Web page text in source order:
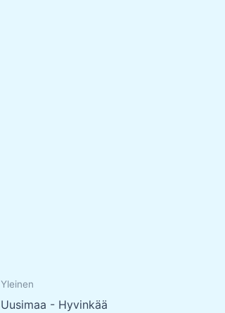
Yleinen
Uusimaa - Hyvinkää